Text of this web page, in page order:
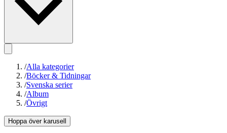
/Alla kategorier
/Böcker & Tidningar
/Svenska serier
/Album
/Övrigt
Hoppa över karusell